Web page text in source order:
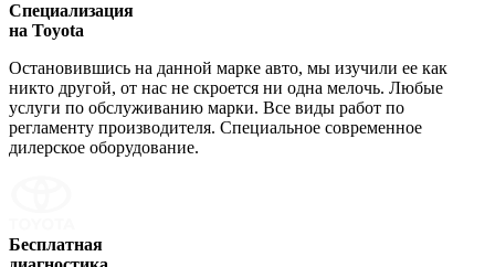
Специализация
на Toyota
Остановившись на данной марке авто, мы изучили ее как
никто другой, от нас не скроется ни одна мелочь. Любые
услуги по обслуживанию марки. Все виды работ по
регламенту производителя. Специальное современное
дилерское оборудование.
Бесплатная